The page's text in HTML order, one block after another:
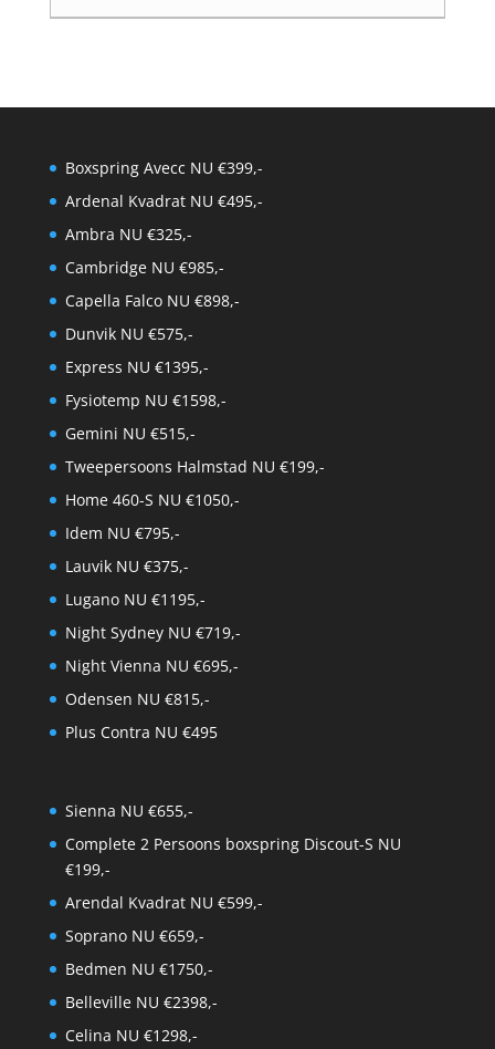
Boxspring Avecc NU €399,-
Ardenal Kvadrat NU €495,-
Ambra NU €325,-
Cambridge NU €985,-
Capella Falco NU €898,-
Dunvik NU €575,-
Express NU €1395,-
Fysiotemp NU €1598,-
Gemini NU €515,-
Tweepersoons Halmstad NU €199,-
Home 460-S NU €1050,-
Idem NU €795,-
Lauvik NU €375,-
Lugano NU €1195,-
Night Sydney NU €719,-
Night Vienna NU €695,-
Odensen NU €815,-
Plus Contra NU €495
Sienna NU €655,-
Complete 2 Persoons boxspring Discout-S NU
€199,-
Arendal Kvadrat NU €599,-
Soprano NU €659,-
Bedmen NU €1750,-
Belleville NU €2398,-
Celina NU €1298,-